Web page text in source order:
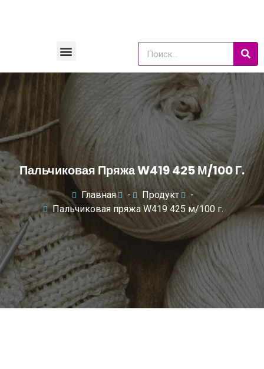
Пальчиковая Пряжа W419 425 М/100 Г.
Главная - Продукт
-
Пальчиковая пряжа W419 425 м/100 г.